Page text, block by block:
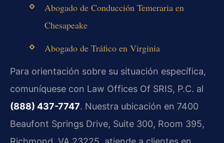
Abogado de Conducción Temeraria en
Chesapeake
Abogado de Tráfico en Virginia
Para orientación sobre su situación específica,
comuníquese con Law Offices Of SRIS, P.C. al
(888) 437-7747. Nuestra ubicación en 7400
Beaufont Springs Drive, Suite 300, Room 395,